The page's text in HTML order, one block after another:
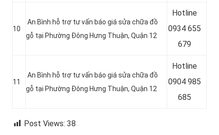
10
An Bình hỗ trợ tư vấn báo giá sửa chữa đồ
gỗ tại Phường Đông Hưng Thuận, Quận 12
Hotline
0934 655
679
11
An Bình hỗ trợ tư vấn báo giá sửa chữa đồ
gỗ tại Phường Đông Hưng Thuận, Quận 12
Hotline
0904 985
685
Post Views: 38